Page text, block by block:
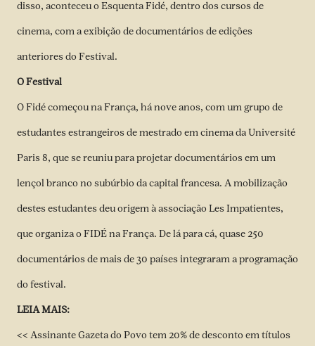
disso, aconteceu o Esquenta Fidé, dentro dos cursos de
cinema, com a exibição de documentários de edições
anteriores do Festival.
O Festival
O Fidé começou na França, há nove anos, com um grupo de
estudantes estrangeiros de mestrado em cinema da Université
Paris 8, que se reuniu para projetar documentários em um
lençol branco no subúrbio da capital francesa. A mobilização
destes estudantes deu origem à associação Les Impatientes,
que organiza o FIDÉ na França. De lá para cá, quase 250
documentários de mais de 30 países integraram a programação
do festival.
LEIA MAIS:
<< Assinante Gazeta do Povo tem 20% de desconto em títulos